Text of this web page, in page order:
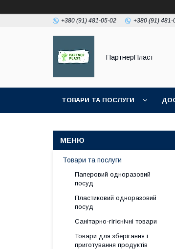
+380 (91) 481-05-02 +380 (91) 481-
ПартнерПласт
ТОВАРИ ТА ПОСЛУГИ
Товари та послуги
Паперовий одноразовий
посуд
Пластиковий одноразовий
посуд
Санітарно-гігієнічні товари
Товари для зберігання і
приготування продуктів